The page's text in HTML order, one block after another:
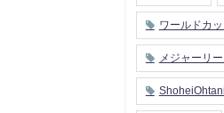
ワールドカ
メジャーリ
ShoheiOhtani